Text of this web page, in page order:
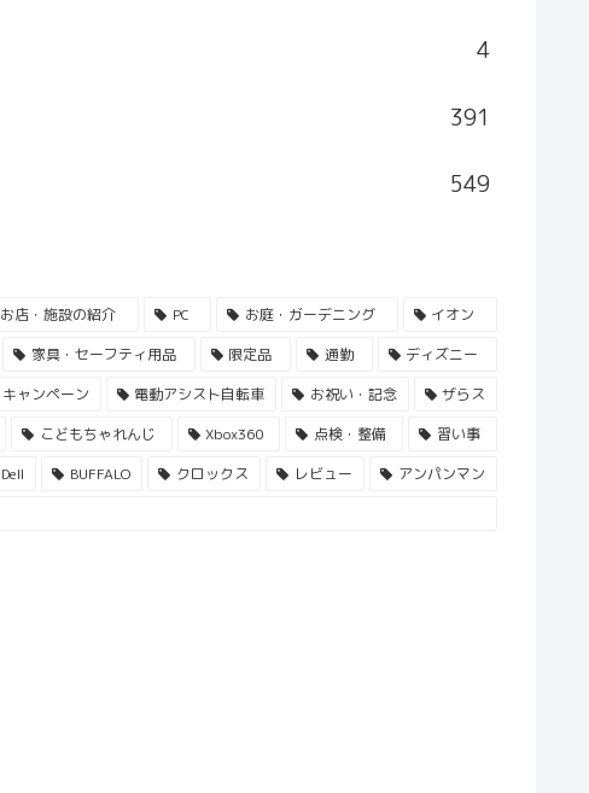
4
391
549
お店・施設の紹介 PC お庭・ガーデニング
イオン
家具・セーフティ用品 限定品 通勤
ディズニー
キャンペーン 電動アシスト自転車 お祝い・記念
ザらス
こどもちゃれんじ Xbox360 点検・整備
習い事
Dell BUFFALO クロックス レビュー
アンパンマン